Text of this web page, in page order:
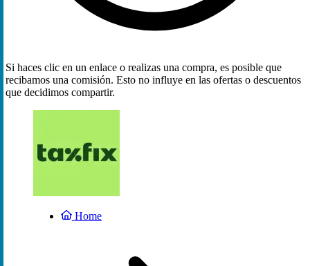
Si haces clic en un enlace o realizas una compra, es posible que
recibamos una comisión. Esto no influye en las ofertas o descuentos
que decidimos compartir.
Home